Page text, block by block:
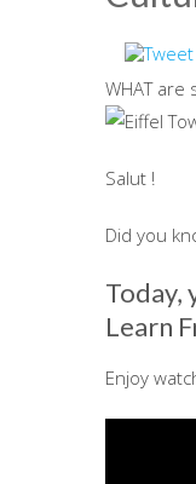
WHAT
Salut !
Did you
Today,
Learn
Enjoy